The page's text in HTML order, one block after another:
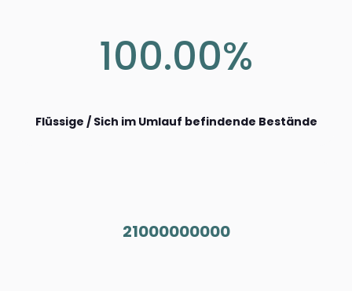
100.00%
Flüssige / Sich im Umlauf befindende Bestände
21000000000